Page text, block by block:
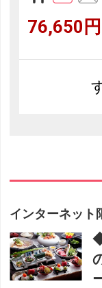
76,650
インターネット